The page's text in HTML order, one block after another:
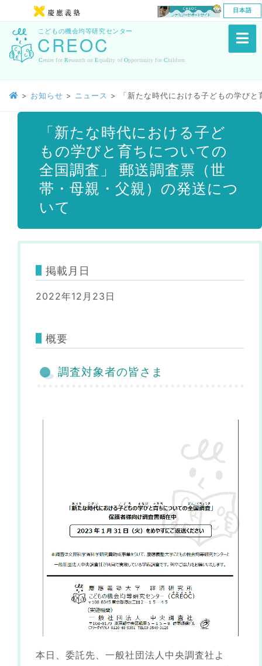
日本語
> お知らせ > ニュース > 「新たな時代における子どもの学び
「新たな時代における子ど
もの学びと育ちについての
全国調査」 郵送調査票（世
帯・母親・父親）の発送につ
いて
掲載月日
2022年12月23日
概要
調査対象者の皆さま
本日、委託先、一般社団法人中央調査社よ